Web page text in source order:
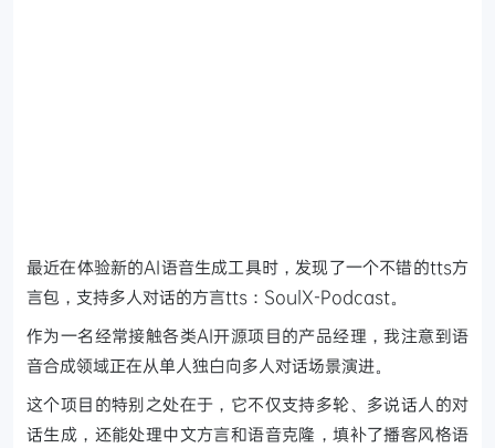
最近在体验新的AI语音生成工具时，发现了一个不错的tts方
言包，支持多人对话的方言tts：SoulX-Podcast。
作为一名经常接触各类AI开源项目的产品经理，我注意到语
音合成领域正在从单人独白向多人对话场景演进。
这个项目的特别之处在于，它不仅支持多轮、多说话人的对
话生成，还能处理中文方言和语音克隆，填补了播客风格语